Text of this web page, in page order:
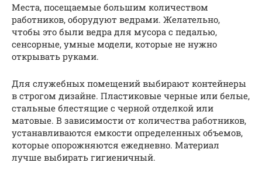
Места, посещаемые большим количеством
работников, оборудуют ведрами. Желательно,
чтобы это были ведра для мусора с педалью,
сенсорные, умные модели, которые не нужно
открывать руками.
Для служебных помещений выбирают контейнеры
в строгом дизайне. Пластиковые черные или белые,
стальные блестящие с черной отделкой или
матовые. В зависимости от количества работников,
устанавливаются емкости определенных объемов,
которые опорожняются ежедневно. Материал
лучше выбирать гигиеничный.